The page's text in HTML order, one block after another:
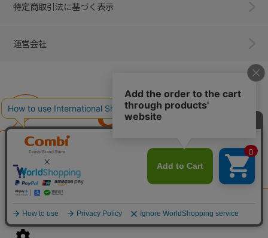
特定商取引法に基づく表示
運営会社
子育てに、イノベーションを。
ベビー用品のコンビ株式会社
All Right Reserved. Copyright © Combi Corporation.